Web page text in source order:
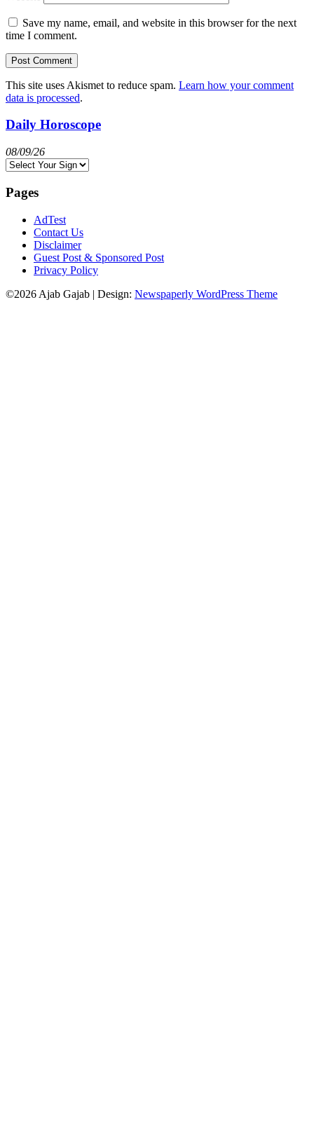
Save my name, email, and website in this browser for the next
time I comment.
This site uses Akismet to reduce spam. Learn how your comment
data is processed.
Daily Horoscope
08/09/26
Pages
AdTest
Contact Us
Disclaimer
Guest Post & Sponsored Post
Privacy Policy
©2026 Ajab Gajab | Design: Newspaperly WordPress Theme